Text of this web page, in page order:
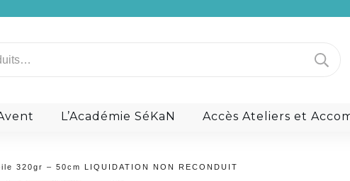
Raisin
L’Académie SéKaN Accès Ateliers et
320gr – 50cm LIQUIDATION NON RECONDUIT